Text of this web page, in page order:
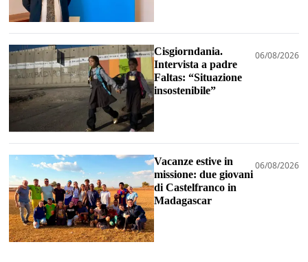
Cisgiorndania.
Intervista a padre
Faltas: “Situazione
insostenibile”
06/08/2026
Vacanze estive in
missione: due giovani
di Castelfranco in
Madagascar
06/08/2026